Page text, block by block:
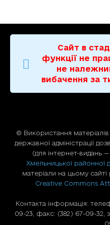
Сайт в
функції не
не
вибачення за
© Використання матерiалiв
державної адміністрації
(для iнтернет-видань
Хмельницької районної
матеріали на цьому сайті
Creative Commons
Контакта інформація:
09-23, факс: (382) 67-09-32,